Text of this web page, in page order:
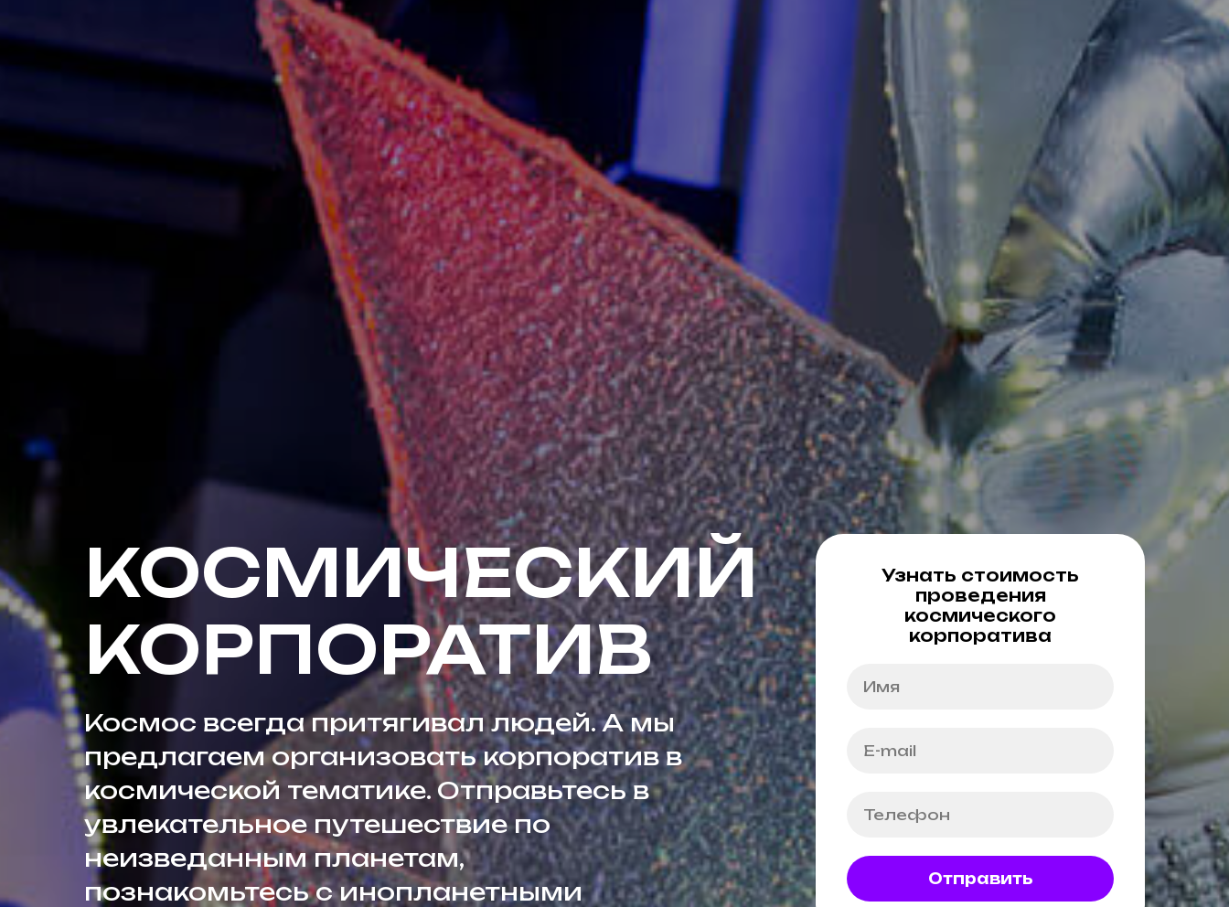
КОСМИЧЕСКИЙ
КОРПОРАТИВ
Космос всегда притягивал людей. А мы
предлагаем организовать корпоратив в
космической тематике. Отправьтесь в
увлекательное путешествие по
неизведанным планетам,
познакомьтесь с инопланетными
Узнать стоимость
проведения
космического
корпоратива
Отправить